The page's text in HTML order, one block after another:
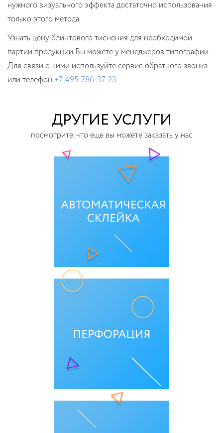
нужного визуального эффекта достаточно использования
только этого метода.
Узнать цену блинтового тиснения для необходимой
партии продукции Вы можете у менеджеров типографии.
Для связи с ними используйте сервис обратного звонка
или телефон +7-495-786-37-23.
ДРУГИЕ УСЛУГИ
посмотрите, что еще вы можете заказать у нас